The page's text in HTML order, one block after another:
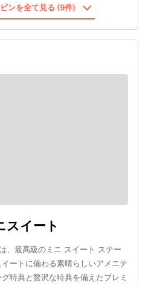
ンを全て見る (9件)
スイート
、最高級のミニ スイート ステー
ートに備わる素晴らしいアメニテ
特典と贅沢な特典を備えたプレミ